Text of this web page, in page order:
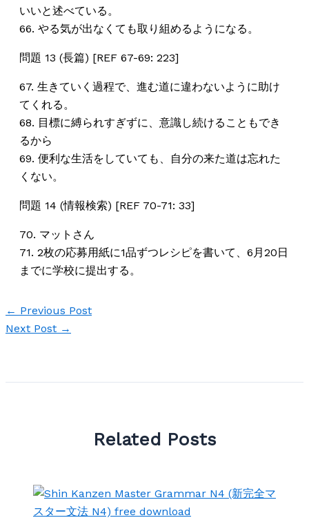
いいと述べている。
66. やる気が出なくても取り組めるようになる。
問題 13 (長篇) [REF 67-69: 223]
67. 生きていく過程で、進む道に違わないように助け
てくれる。
68. 目標に縛られすぎずに、意識し続けることもでき
るから
69. 便利な生活をしていても、自分の来た道は忘れた
くない。
問題 14 (情報検索) [REF 70-71: 33]
70. マットさん
71. 2枚の応募用紙に1品ずつレシピを書いて、6月20日
までに学校に提出する。
← Previous Post
Next Post →
Related Posts